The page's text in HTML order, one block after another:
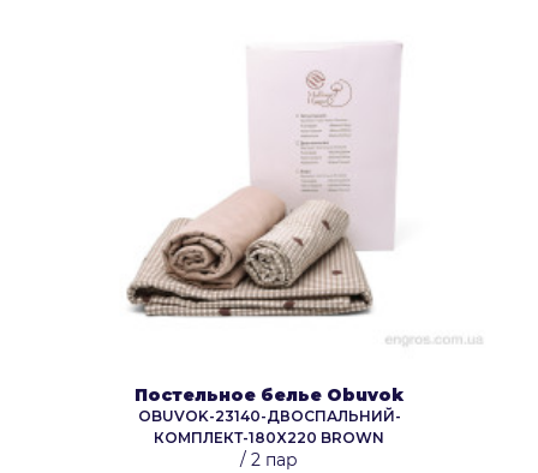
Постельное белье Obuvok
OBUVOK-23140-ДВОСПАЛЬНИЙ-
КОМПЛЕКТ-180X220 BROWN
/ 2 пар